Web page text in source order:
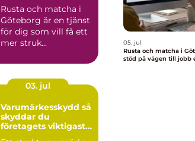
Rusta och matcha i
Göteborg är en tjänst
för dig som vill få ett
mer struk...
03. jul
Varumärkesskydd så
skyddar du
företagets viktigaste
05. jul
Rusta och matcha i
stöd på vägen till jobb